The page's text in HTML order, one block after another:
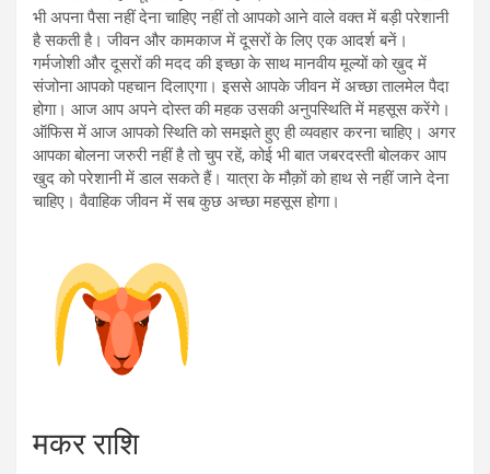
भी अपना पैसा नहीं देना चाहिए नहीं तो आपको आने वाले वक्त में बड़ी परेशानी
है सकती है। जीवन और कामकाज में दूसरों के लिए एक आदर्श बनें।
गर्मजोशी और दूसरों की मदद की इच्छा के साथ मानवीय मूल्यों को ख़ुद में
संजोना आपको पहचान दिलाएगा। इससे आपके जीवन में अच्छा तालमेल पैदा
होगा। आज आप अपने दोस्त की महक उसकी अनुपस्थिति में महसूस करेंगे।
ऑफिस में आज आपको स्थिति को समझते हुए ही व्यवहार करना चाहिए। अगर
आपका बोलना जरुरी नहीं है तो चुप रहें, कोई भी बात जबरदस्ती बोलकर आप
खुद को परेशानी में डाल सकते हैं। यात्रा के मौक़ों को हाथ से नहीं जाने देना
चाहिए। वैवाहिक जीवन में सब कुछ अच्छा महसूस होगा।
मकर राशि